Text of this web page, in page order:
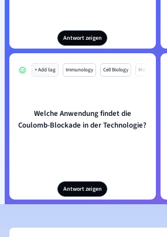
Antwort zeigen
+ Add tag Immunology Cell Biology Mo
Welche Anwendung findet die
Coulomb-Blockade in der Technologie?
Antwort zeigen